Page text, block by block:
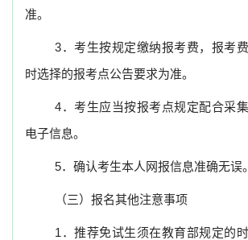
准。
3．考生按规定缴纳报考费，报考
时选择的报考点公告要求为准。
4．考生应当按报考点规定配合采
电子信息。
5．确认考生本人网报信息准确无误。
（三）报名其他注意事项
1 ．推荐免试生须在教育部规定的